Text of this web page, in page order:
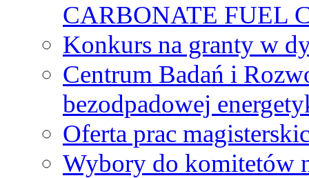
CARBONATE FUEL
Konkurs na granty w
Centrum Badań i
bezodpadowej
Oferta prac
Wybory do komitetów